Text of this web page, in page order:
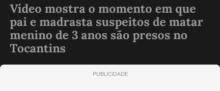
Vídeo mostra o momento em que
pai e madrasta suspeitos de matar
menino de 3 anos são presos no
Tocantins
PUBLICIDADE